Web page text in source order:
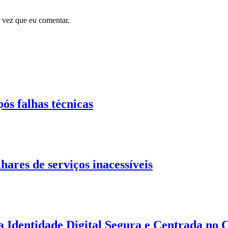
que eu comentar.
falhas técnicas
de serviços inacessíveis
Digital Segura e Centrada no